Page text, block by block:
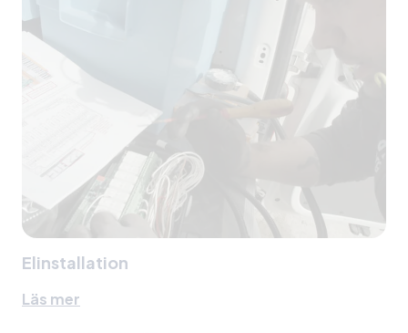
Elinstallation
Läs mer